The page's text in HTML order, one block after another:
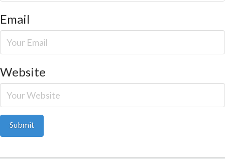
Email
Website